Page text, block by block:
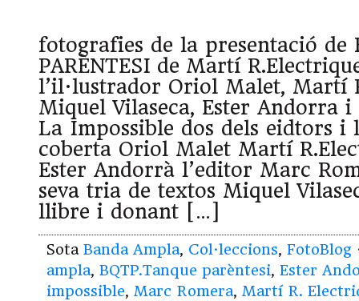
fotografies de la presentació de
PARÈNTESI de Martí
l’il·lustrador Oriol Malet, Martí
Miquel Vilaseca, Ester Andorra
La Impossible dos dels eidtors i
coberta Oriol Malet Martí
Ester Andorrà l’editor Marc
seva tria de textos Miquel
llibre i donant […]
Sota Banda Ampla, Col·leccions, FotoBlog
ampla, BQTP.Tanque parèntesi, Ester
impossible, Marc Romera, Martí R.